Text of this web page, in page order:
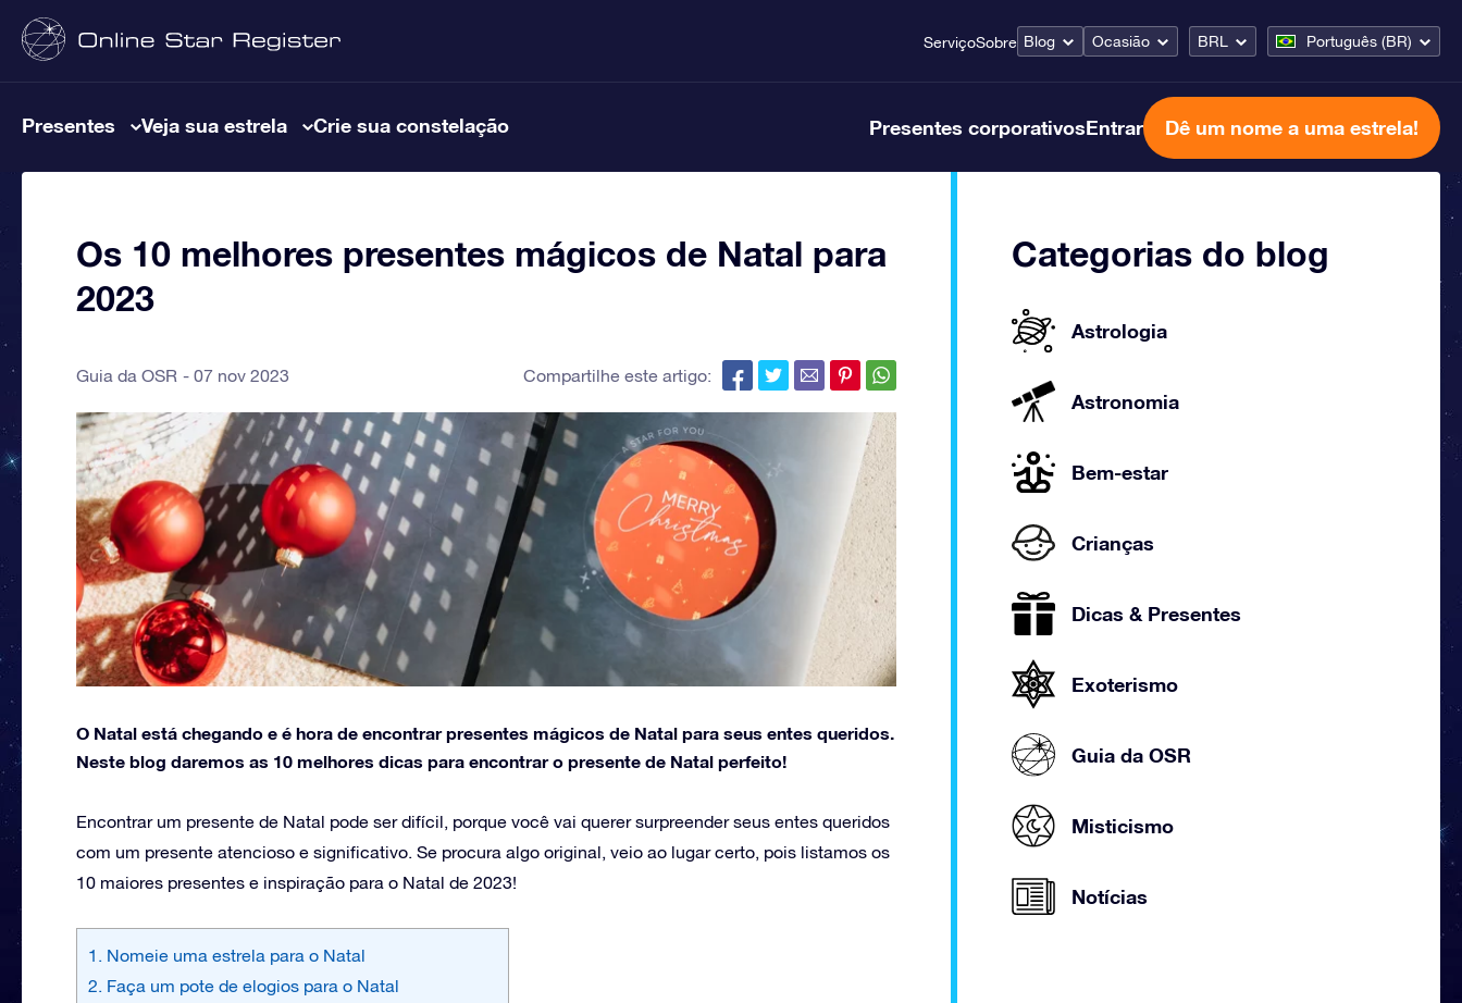
ServiçoSobre Blog Ocasião BRL Português (BR)
Presentes Veja sua estrela Crie sua constelação Presentes corporativosEntrar Dê um nome a uma estrela!
Os 10 melhores presentes mágicos de Natal para
2023
Guia da OSR 07 nov 2023 Compartilhe este artigo:
O Natal está chegando e é hora de encontrar presentes mágicos de Natal para seus entes queridos.
Neste blog daremos as 10 melhores dicas para encontrar o presente de Natal perfeito!
Encontrar um presente de Natal pode ser difícil, porque você vai querer surpreender seus entes queridos
com um presente atencioso e significativo. Se procura algo original, veio ao lugar certo, pois listamos os
10 maiores presentes e inspiração para o Natal de 2023!
1. Nomeie uma estrela para o Natal
2. Faça um pote de elogios para o Natal
Categorias do blog
Astrologia
Astronomia
Bem-estar
Crianças
Dicas & Presentes
Exoterismo
Guia da OSR
Misticismo
Notícias